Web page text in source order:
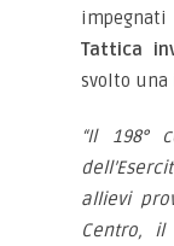
Tattica
svolto
“Il 198°
allievi
Centro,